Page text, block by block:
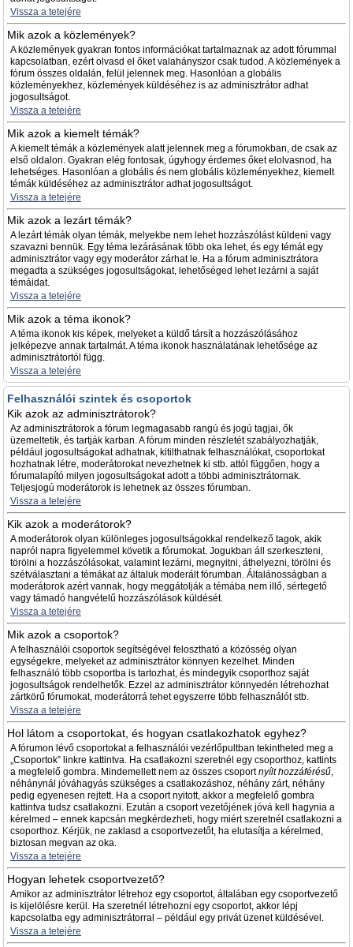
Vissza a tetejére
Mik azok a közlemények?
A közlemények gyakran fontos információkat tartalmaznak az adott fórummal
kapcsolatban, ezért olvasd el őket valahányszor csak tudod. A közlemények a
fórum összes oldalán, felül jelennek meg. Hasonlóan a globális
közleményekhez, közlemények küldéséhez is az adminisztrátor adhat
jogosultságot.
Vissza a tetejére
Mik azok a kiemelt témák?
A kiemelt témák a közlemények alatt jelennek meg a fórumokban, de csak az
első oldalon. Gyakran elég fontosak, úgyhogy érdemes őket elolvasnod, ha
lehetséges. Hasonlóan a globális és nem globális közleményekhez, kiemelt
témák küldéséhez az adminisztrátor adhat jogosultságot.
Vissza a tetejére
Mik azok a lezárt témák?
A lezárt témák olyan témák, melyekbe nem lehet hozzászólást küldeni vagy
szavazni bennük. Egy téma lezárásának több oka lehet, és egy témát egy
adminisztrátor vagy egy moderátor zárhat le. Ha a fórum adminisztrátora
megadta a szükséges jogosultságokat, lehetőséged lehet lezárni a saját
témáidat.
Vissza a tetejére
Mik azok a téma ikonok?
A téma ikonok kis képek, melyeket a küldő társít a hozzászólásához
jelképezve annak tartalmát. A téma ikonok használatának lehetősége az
adminisztrátortól függ.
Vissza a tetejére
Felhasználói szintek és csoportok
Kik azok az adminisztrátorok?
Az adminisztrátorok a fórum legmagasabb rangú és jogú tagjai, ők
üzemeltetik, és tartják karban. A fórum minden részletét szabályozhatják,
például jogosultságokat adhatnak, kitilthatnak felhasználókat, csoportokat
hozhatnak létre, moderátorokat nevezhetnek ki stb. attól függően, hogy a
fórumalapító milyen jogosultságokat adott a többi adminisztrátornak.
Teljesjogú moderátorok is lehetnek az összes fórumban.
Vissza a tetejére
Kik azok a moderátorok?
A moderátorok olyan különleges jogosultságokkal rendelkező tagok, akik
napról napra figyelemmel követik a fórumokat. Jogukban áll szerkeszteni,
törölni a hozzászólásokat, valamint lezárni, megnyitni, áthelyezni, törölni és
szétválasztani a témákat az általuk moderált fórumban. Általánosságban a
moderátorok azért vannak, hogy meggátolják a témába nem illő, sértegető
vagy támadó hangvételű hozzászólások küldését.
Vissza a tetejére
Mik azok a csoportok?
A felhasználói csoportok segítségével felosztható a közösség olyan
egységekre, melyeket az adminisztrátor könnyen kezelhet. Minden
felhasználó több csoportba is tartozhat, és mindegyik csoporthoz saját
jogosultságok rendelhetők. Ezzel az adminisztrátor könnyedén létrehozhat
zártkörű fórumokat, moderátorrá tehet egyszerre több felhasználót stb.
Vissza a tetejére
Hol látom a csoportokat, és hogyan csatlakozhatok egyhez?
A fórumon lévő csoportokat a felhasználói vezérlőpultban tekintheted meg a
„Csoportok” linkre kattintva. Ha csatlakozni szeretnél egy csoporthoz, kattints
a megfelelő gombra. Mindemellett nem az összes csoportnyílt hozzáférésű,
néhánynál jóváhagyás szükséges a csatlakozáshoz, néhány zárt, néhány
pedig egyenesen rejtett. Ha a csoport nyitott, akkor a megfelelő gombra
kattintva tudsz csatlakozni. Ezután a csoport vezetőjének jóvá kell hagynia a
kérelmed – ennek kapcsán megkérdezheti, hogy miért szeretnél csatlakozni a
csoporthoz. Kérjük, ne zaklasd a csoportvezetőt, ha elutasítja a kérelmed,
biztosan megvan az oka.
Vissza a tetejére
Hogyan lehetek csoportvezető?
Amikor az adminisztrátor létrehoz egy csoportot, általában egy csoportvezető
is kijelölésre kerül. Ha szeretnél létrehozni egy csoportot, akkor lépj
kapcsolatba egy adminisztrátorral – például egy privát üzenet küldésével.
Vissza a tetejére